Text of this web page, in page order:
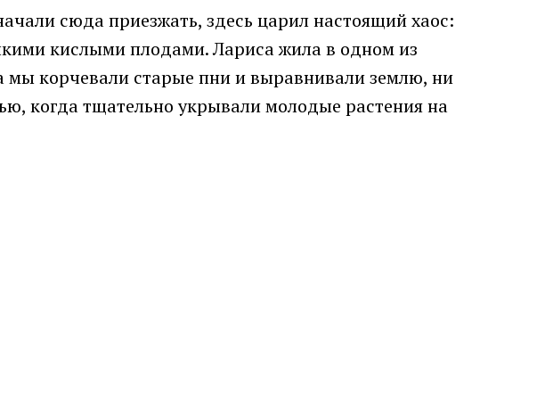
сюда приезжать, здесь царил настоящий хаос:
кислыми плодами. Лариса жила в одном из
мы корчевали старые пни и выравнивали землю, ни
когда тщательно укрывали молодые растения на